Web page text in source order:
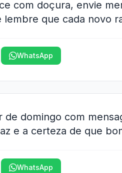
com doçura, envie
lembre que cada novo
WhatsApp
domingo com
e a certeza de que
WhatsApp